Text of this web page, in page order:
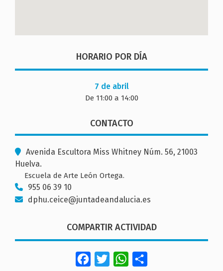
HORARIO POR DÍA
7 de abril
De 11:00 a 14:00
CONTACTO
Avenida Escultora Miss Whitney Núm. 56, 21003
Huelva.
Escuela de Arte León Ortega.
955 06 39 10
dphu.ceice@juntadeandalucia.es
COMPARTIR ACTIVIDAD
FacebookTwitterWhatsApp